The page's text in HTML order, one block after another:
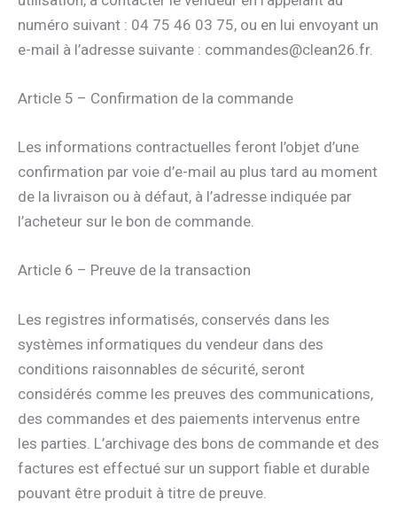
numéro suivant : 04 75 46 03 75, ou en lui envoyant un
e-mail à l’adresse suivante : commandes@clean26.fr.
Article 5 – Confirmation de la commande
Les informations contractuelles feront l’objet d’une
confirmation par voie d’e-mail au plus tard au moment
de la livraison ou à défaut, à l’adresse indiquée par
l’acheteur sur le bon de commande.
Article 6 – Preuve de la transaction
Les registres informatisés, conservés dans les
systèmes informatiques du vendeur dans des
conditions raisonnables de sécurité, seront
considérés comme les preuves des communications,
des commandes et des paiements intervenus entre
les parties. L’archivage des bons de commande et des
factures est effectué sur un support fiable et durable
pouvant être produit à titre de preuve.